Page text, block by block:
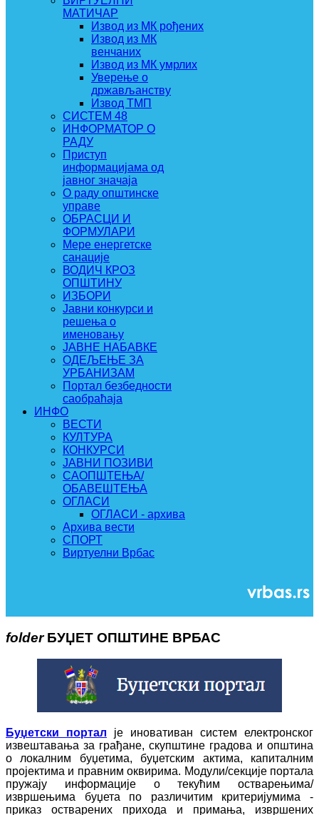
МАТИЧАР
Извод из МК рођених
Извод из МК
венчаних
Извод из МК умрлих
Уверење о
држављанству
Извод ТМП
СИСТЕМ 48
ИНФОРМАТОР О
РАДУ
Приступ
информацијама од
јавног значаја
О раду општинске
управе
ОБРАСЦИ И
ФОРМУЛАРИ
Мере енергетске
санације
ВОДИЧ КРОЗ
ОПШТИНУ
ИЗБОРИ
Јавни конкурси и
решења о
именовању
ЈАВНЕ НАБАВКЕ
ОДЕЉЕЊЕ ЗА
УРБАНИЗАМ
Портал безбедности
саобраћаја
ИНФО
ВЕСТИ
КУЛТУРА
КОНКУРСИ
ЈАВНИ ПОЗИВИ
САОПШТЕЊА/
ОБАВЕШТЕЊА
ОГЛАСИ
ОГЛАСИ - архива
Архива вести
СПОРТ
Виртуелни Врбас
folder БУЏЕТ ОПШТИНЕ ВРБАС
Буџетски портал је иновативан систем електронског
извештавања за грађане, скупштине градова и општина
о локалним буџетима, буџетским актима, капиталним
пројектима и правним оквирима. Модули/секције портала
пружају информације о текућим остварењима/
извршењима буџета по различитим критеријумима -
приказ остварених прихода и примања, извршених